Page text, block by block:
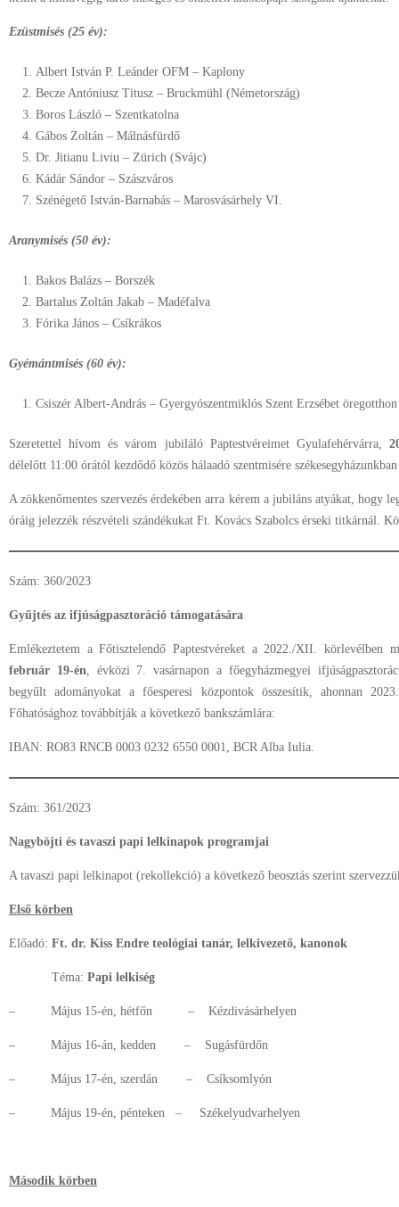
Ezüstmisés (25 év):
Albert István P. Leánder OFM – Kaplony
Becze Antóniusz Titusz – Bruckmühl (Németország)
Boros László – Szentkatolna
Gábos Zoltán – Málnásfürdő
Dr. Jitianu Liviu – Zürich (Svájc)
Kádár Sándor – Szászváros
Szénégető István-Barnabás – Marosvásárhely VI.
Aranymisés (50 év):
Bakos Balázs – Borszék
Bartalus Zoltán Jakab – Madéfalva
Fórika János – Csíkrákos
Gyémántmisés (60 év):
Csiszér Albert-András – Gyergyószentmiklós Szent Erzsébet öregotthon
Szeretettel hívom és várom jubiláló Paptestvéreimet Gyulafehérvárra,
délelőtt 11:00 órától kezdődő közös hálaadó szentmisére
A zökkenőmentes szervezés érdekében arra kérem a jubiláns atyákat, hogy
óráig jelezzék részvételi szándékukat Ft. Kovács Szabolcs érseki titkárnál.
Szám: 360/2023
Gyűjtés az ifjúságpasztoráció támogatására
Emlékeztetem a Főtisztelendő Paptestvéreket a 2022./XII. körlevélben
február 19-én, évközi 7. vasárnapon a főegyházmegyei
begyűlt adományokat a főesperesi központok összesítik, ahonnan
Főhatósághoz továbbítják a következő bankszámlára:
IBAN: RO83 RNCB 0003 0232 6550 0001, BCR Alba Iulia.
Szám: 361/2023
Nagyböjti és tavaszi papi lelkinapok programjai
A tavaszi papi lelkinapot (rekollekció) a következő beosztás szerint
Első körben
Előadó: Ft. dr. Kiss Endre teológiai tanár, lelkivezető, kanonok
Téma: Papi lelkiség
– Május 15-én, hétfőn – Kézdivásárhelyen
– Május 16-án, kedden – Sugásfürdőn
– Május 17-én, szerdán – Csíksomlyón
– Május 19-én, pénteken – Székelyudvarhelyen
Második körben